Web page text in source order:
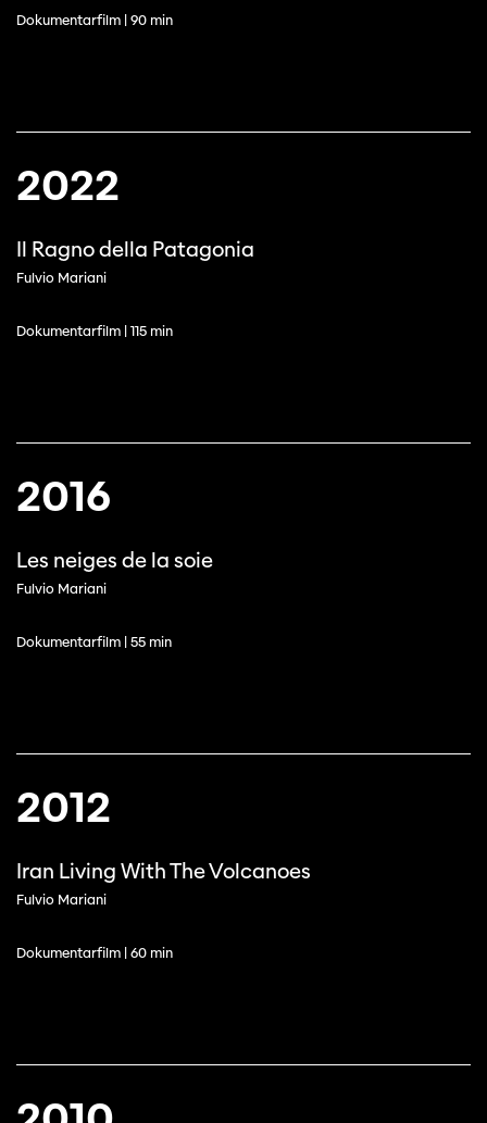
Dokumentarfilm | 90 min
2022
Il Ragno della Patagonia
Fulvio Mariani
Dokumentarfilm | 115 min
2016
Les neiges de la soie
Fulvio Mariani
Dokumentarfilm | 55 min
2012
Iran Living With The Volcanoes
Fulvio Mariani
Dokumentarfilm | 60 min